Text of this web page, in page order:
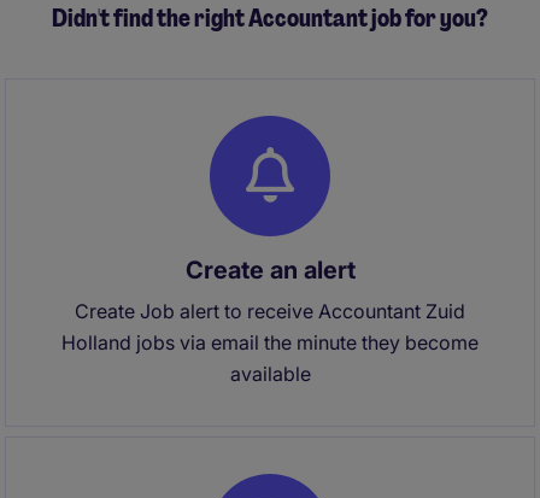
Didn't find the right Accountant job for you?
Create an alert
Create Job alert to receive Accountant Zuid
Holland jobs via email the minute they become
available